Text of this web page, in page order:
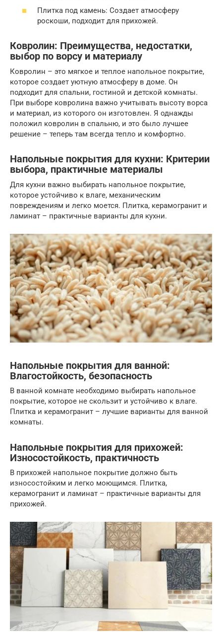
Плитка под камень: Создает атмосферу
роскоши, подходит для прихожей.
Ковролин: Преимущества, недостатки,
выбор по ворсу и материалу
Ковролин – это мягкое и теплое напольное покрытие,
которое создает уютную атмосферу в доме. Он
подходит для спальни, гостиной и детской комнаты.
При выборе ковролина важно учитывать высоту ворса
и материал, из которого он изготовлен. Я однажды
положил ковролин в спальню, и это было лучшее
решение – теперь там всегда тепло и комфортно.
Напольные покрытия для кухни: Критерии
выбора, практичные материалы
Для кухни важно выбирать напольное покрытие,
которое устойчиво к влаге, механическим
повреждениям и легко моется. Плитка, керамогранит и
ламинат – практичные варианты для кухни.
Напольные покрытия для ванной:
Влагостойкость, безопасность
В ванной комнате необходимо выбирать напольное
покрытие, которое не скользит и устойчиво к влаге.
Плитка и керамогранит – лучшие варианты для ванной
комнаты.
Напольные покрытия для прихожей:
Износостойкость, практичность
В прихожей напольное покрытие должно быть
износостойким и легко моющимся. Плитка,
керамогранит и ламинат – практичные варианты для
прихожей.